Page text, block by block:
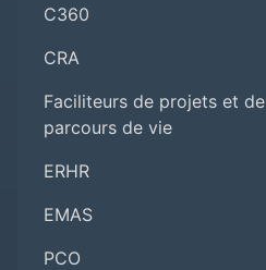
C360
CRA
Faciliteurs de projets et de
parcours de vie
ERHR
EMAS
PCO